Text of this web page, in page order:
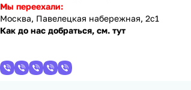
Мы переехали:
Москва, Павелецкая набережная, 2с1
Как до нас добраться, см. тут